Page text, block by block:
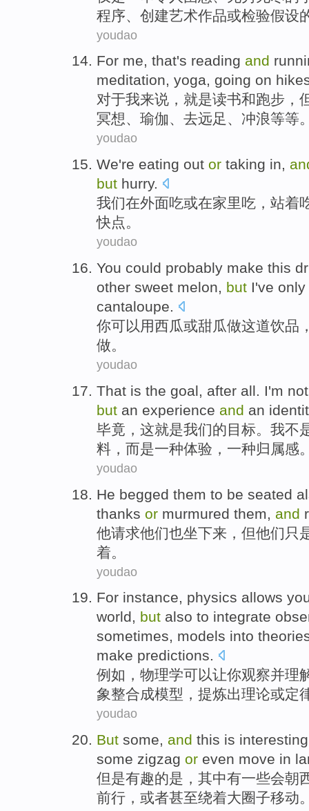
程序
创建艺术作品或检验假设
youdao
For me, that's reading and
meditation, yoga, going on
对于我来说 ， 就是读书和跑步 ，
冥想、 瑜伽、 去远足 、 冲浪等等
youdao
We're eating out or taking in,
but hurry.
我们在外面吃或在家里吃，站着
快点。
youdao
You could probably make this
other sweet melon, but I've only
cantaloupe.
你可以用西瓜或甜瓜做这道饮品
做。
youdao
That is the goal, after all. I'm not
but an experience and an
毕竟 ， 这就是我们的目标。 我不
料 ， 而是一种体验 ，一种归属感
youdao
He begged them to be seated
thanks or murmured them, and
他请求他们也坐下来 ， 但他们 只
着。
youdao
For instance, physics allows
world, but also to integrate
sometimes, models into
make predictions.
例如 ， 物理学可以让你观察并理
象整合成模型 ，提炼出理论或定
youdao
But some, and this is interesting
some zigzag or even move in
但是有趣的是 ， 其中有一些会朝
前行， 或者甚至绕着大圈子移动